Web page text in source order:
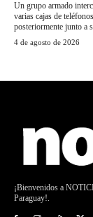
Un grupo armado
varias cajas de
posteriormente junto a
4 de agosto de 2026
¡Bienvenidos a
Paraguay!.